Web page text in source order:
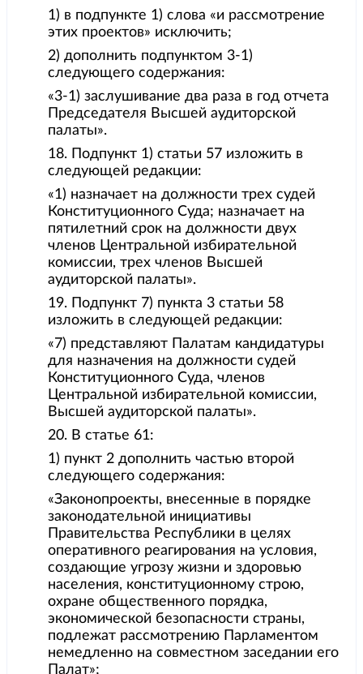
1) в подпункте 1) слова «и рассмотрение
этих проектов» исключить;
2) дополнить подпунктом 3-1)
следующего содержания:
«3-1) заслушивание два раза в год отчета
Председателя Высшей аудиторской
палаты».
18. Подпункт 1) статьи 57 изложить в
следующей редакции:
«1) назначает на должности трех судей
Конституционного Суда; назначает на
пятилетний срок на должности двух
членов Центральной избирательной
комиссии, трех членов Высшей
аудиторской палаты».
19. Подпункт 7) пункта 3 статьи 58
изложить в следующей редакции:
«7) представляют Палатам кандидатуры
для назначения на должности судей
Конституционного Суда, членов
Центральной избирательной комиссии,
Высшей аудиторской палаты».
20. В статье 61:
1) пункт 2 дополнить частью второй
следующего содержания:
«Законопроекты, внесенные в порядке
законодательной инициативы
Правительства Республики в целях
оперативного реагирования на условия,
создающие угрозу жизни и здоровью
населения, конституционному строю,
охране общественного порядка,
экономической безопасности страны,
подлежат рассмотрению Парламентом
немедленно на совместном заседании его
Палат»;